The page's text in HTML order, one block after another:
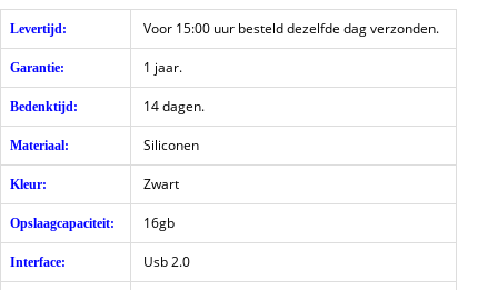
Levertijd: Voor 15:00 uur besteld dezelfde dag verzonden.
Garantie: 1 jaar.
Bedenktijd: 14 dagen.
Materiaal: Siliconen
Kleur: Zwart
Opslaagcapaciteit: 16gb
Interface: Usb 2.0